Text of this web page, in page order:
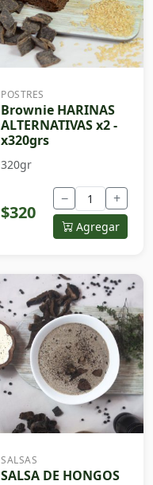
POSTRES
Brownie HARINAS
ALTERNATIVAS x2 -
x320grs
320gr
$320
− +
Agregar
SALSAS
SALSA DE HONGOS